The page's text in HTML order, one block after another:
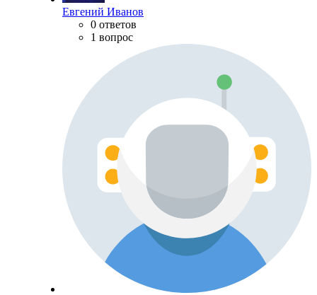
Евгений Иванов
0 ответов
1 вопрос